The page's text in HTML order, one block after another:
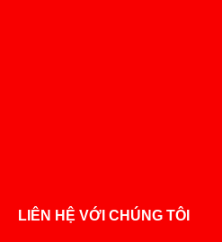
LIÊN HỆ VỚI CHÚNG TÔI